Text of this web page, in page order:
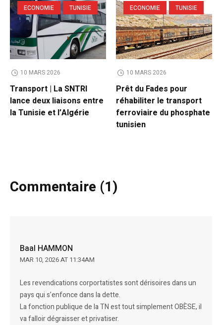
ECONOMIE TUNISIE
10 MARS 2026
Transport | La SNTRI
lance deux liaisons entre
la Tunisie et l’Algérie
ECONOMIE TUNISIE
10 MARS 2026
Prêt du Fades pour
réhabiliter le transport
ferroviaire du phosphate
tunisien
Commentaire (1)
Baal HAMMON
MAR 10, 2026 AT 11:34AM
Les revendications corportatistes sont dérisoires dans un
pays qui s’enfonce dans la dette.
La fonction publique de la TN est tout simplement OBÈSE, il
va falloir dégraisser et privatiser.